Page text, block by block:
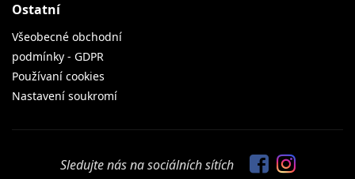
Ostatní
Všeobecné obchodní
podmínky - GDPR
Používaní cookies
Nastavení soukromí
Sledujte nás na sociálních sítích